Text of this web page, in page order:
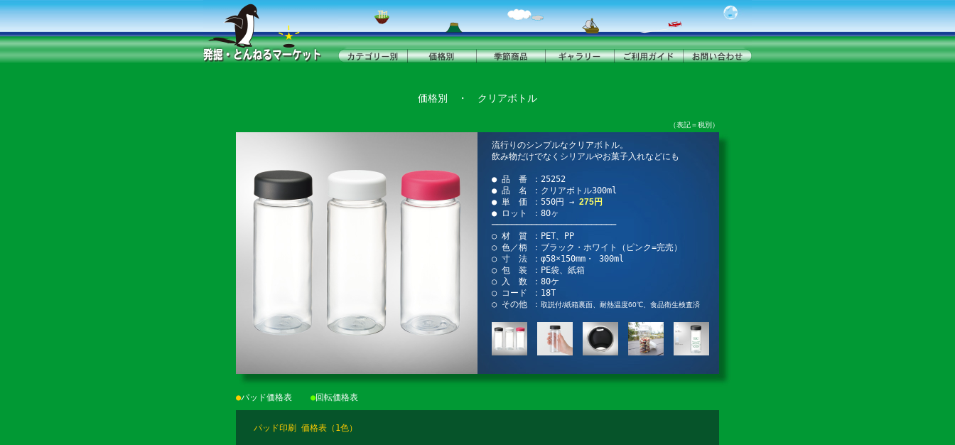
価格別 ・ クリアボトル
（表記＝税別）
流行りのシンプルなクリアボトル。
飲み物だけでなくシリアルやお菓子入れなどにも
● 品 番 ：25252
● 品 名 ：クリアボトル300ml
● 単 価 ：550円 → 275円
● ロット ：80ヶ
─────────────────────────
○ 材 質 ：PET、PP
○ 色／柄 ：ブラック・ホワイト（ピンク=完売）
○ 寸 法 ：φ58×150mm・ 300ml
○ 包 装 ：PE袋、紙箱
○ 入 数 ：80ケ
○ コード ：18T
○ その他 ： 取説付/紙箱裏面、耐熱温度60℃、食品衛生検査済
●パッド価格表 ●回転価格表
パッド印刷 価格表（1色）